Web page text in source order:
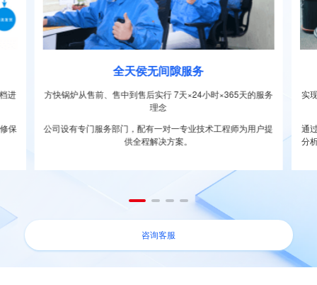
进
保
全天侯无间隙服务
方快锅炉从售前、售中到售后实行 7天×24小时×365天的服务
理念
公司设有专门服务部门，配有一对一专业技术工程师为用户提
供全程解决方案。
实
通
分
咨询客服